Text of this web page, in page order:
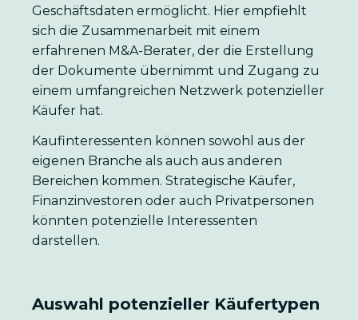
Geschäftsdaten ermöglicht. Hier empfiehlt
sich die Zusammenarbeit mit einem
erfahrenen M&A-Berater, der die Erstellung
der Dokumente übernimmt und Zugang zu
einem umfangreichen Netzwerk potenzieller
Käufer hat.
Kaufinteressenten können sowohl aus der
eigenen Branche als auch aus anderen
Bereichen kommen. Strategische Käufer,
Finanzinvestoren oder auch Privatpersonen
könnten potenzielle Interessenten
darstellen.
Auswahl potenzieller Käufertypen